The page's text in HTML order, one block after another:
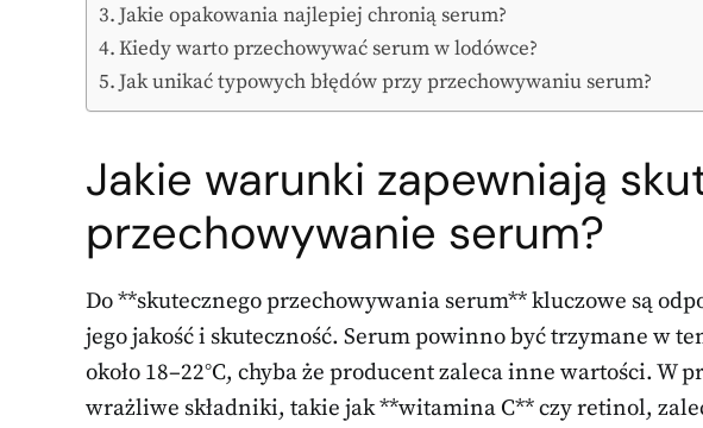
Jakie opakowania najlepiej chronią serum?
Kiedy warto przechowywać serum w lodówce?
Jak unikać typowych błędów przy przechowywaniu serum?
Jakie warunki zapewniają
przechowywanie serum?
Do **skutecznego przechowywania serum** kluczowe są
jego jakość i skuteczność. Serum powinno być trzymane w
około 18–22°C, chyba że producent zaleca inne wartości. W
wrażliwe składniki, takie jak **witamina C** czy retinol,